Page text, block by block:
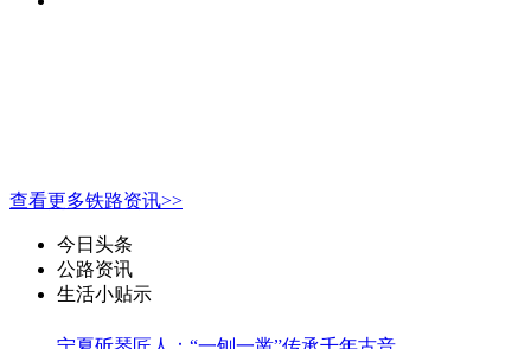
查看更多铁路资讯>>
今日头条
公路资讯
生活小贴示